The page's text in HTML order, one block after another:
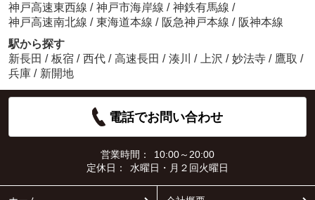
神戸高速東西線 / 神戸市海岸線 / 神鉄有馬線 /
神戸高速南北線 / 東海道本線 / 阪急神戸本線 / 阪神本線
駅から探す
新長田 / 板宿 / 西代 / 高速長田 / 湊川 / 上沢 / 妙法寺 / 鷹取 /
兵庫 / 新開地
電話でお問い合わせ
営業時間：
10:00～20:00
定休日：
水曜日・月２回火曜日